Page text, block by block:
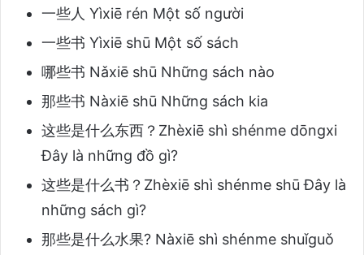
一些人 Yìxiē rén Một số người
一些书 Yìxiē shū Một số sách
哪些书 Nǎxiē shū Những sách nào
那些书 Nàxiē shū Những sách kia
这些是什么东西？Zhèxiē shì shénme dōngxi
Đây là những đồ gì?
这些是什么书？Zhèxiē shì shénme shū Đây là
những sách gì?
那些是什么水果? Nàxiē shì shénme shuǐguǒ